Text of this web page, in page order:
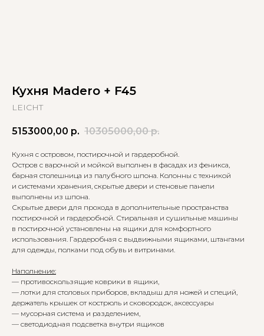
Кухня Madero + F45
LEICHT
5153000,00 р. 10305000,00 р.
Кухня с островом, постирочной и гардеробной.
Остров с варочной и мойкой выполнен в фасадах из феникса,
барная столешница из палубного шпона. Колонны с техникой
и системами хранения, скрытые двери и стеновые панели
выполнены из шпона.
Скрытые двери для прохода в дополнительные пространства
постирочной и гардеробной. Стиральная и сушильные машины
в постирочной установлены на ящики для комфортного
использования. Гардеробная с выдвижными ящиками, штангами
для одежды, полками под обувь и витринами.
Наполнение:
— противоскользящие коврики в ящики,
— лотки для столовых приборов, вкладыш для ножей и специй,
держатель крышек от кострюль и сковородок, аксессуары
— мусорная система и разделением,
— светодиодная подсветка внутри ящиков